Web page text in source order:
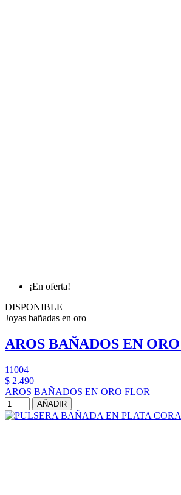
¡En oferta!
DISPONIBLE
Joyas bañadas en oro
AROS BAÑADOS EN
11004
$ 2.490
AROS BAÑADOS EN ORO FLOR
AÑADIR